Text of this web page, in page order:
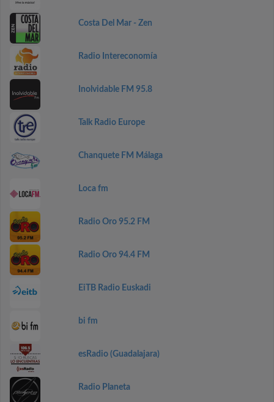
Costa Del Mar - Zen
Radio Intereconomía
Inolvidable FM 95.8
Talk Radio Europe
Chanquete FM Málaga
Loca fm
Radio Oro 95.2 FM
Radio Oro 94.4 FM
EiTB Radio Euskadi
bi fm
esRadio (Guadalajara)
Radio Planeta